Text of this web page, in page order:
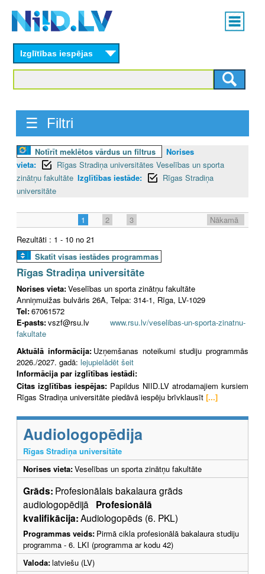
content
Main
menu
Izglītības iespējas
☰ Filtri
Notīrīt meklētos vārdus un filtrus
Norises
vieta:
Rīgas Stradiņa universitātes Veselības un sporta
zinātņu fakultāte Izglītības iestāde:
Rīgas Stradiņa
universitāte
1 2 3
Nākamā
Rezultāti : 1 - 10 no 21
Skatīt visas iestādes programmas
Rīgas Stradiņa universitāte
Norises vieta:Veselības un sporta zinātņu fakultāte
Anniņmuižas bulvāris 26A, Telpa: 314-1, Rīga, LV-1029
Tel:67061572
E-pasts:vszf@rsu.lv www.rsu.lv/veselibas-un-sporta-zinatnu-
fakultate
Aktuālā informācija: Uzņemšanas noteikumi studiju programmās
2026./2027. gadā: lejupielādēt šeit
Informācija par izglītības iestādi:
Citas izglītības iespējas: Papildus NIID.LV atrodamajiem kursiem
Rīgas Stradiņa universitāte piedāvā iespēju brīvklausīt [...]
Audiologopēdija
Rīgas Stradiņa universitāte
Norises vieta:Veselības un sporta zinātņu fakultāte
Grāds: Profesionālais bakalaura grāds
audiologopēdijā Profesionālā
kvalifikācija:Audiologopēds (6. PKL)
Programmas veids: Pirmā cikla profesionālā bakalaura studiju
programma - 6. LKI (programma ar kodu 42)
Valoda:latviešu (LV)